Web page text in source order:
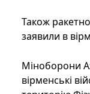
Також
заявили в
Міноборони
вірменські